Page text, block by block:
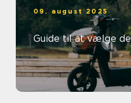
09. august 2025
Guide til at vælge